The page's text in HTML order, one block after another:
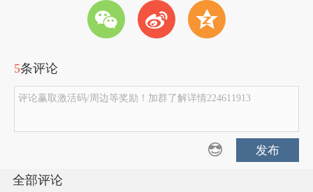
w t z
5条评论
评论赢取激活码/周边等奖励！加群了解详情224611913
发布
全部评论